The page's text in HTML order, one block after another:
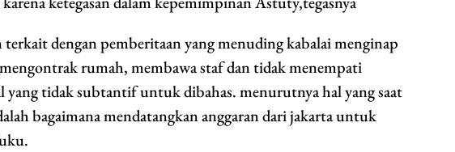
dengan pemberitaan yang menuding kabalai menginap
rumah, membawa staf dan tidak menempati
yang tidak subtantif untuk dibahas. menurutnya hal yang saat
bagaimana mendatangkan anggaran dari jakarta untuk